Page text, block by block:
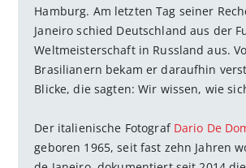
Hamburg. Am letzten Tag seiner
Janeiro schied Deutschland aus der
Weltmeisterschaft in Russland aus.
Brasilianern bekam er daraufhin
Blicke, die sagten: Wir wissen, wie
Der italienische Fotograf Dario De
geboren 1965, seit fast zehn Jahren